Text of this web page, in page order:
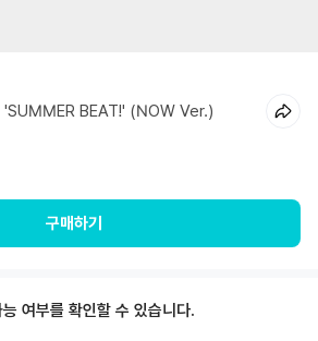
BEAT!' (NOW Ver.)
구매하기
여부를 확인할 수 있습니다.